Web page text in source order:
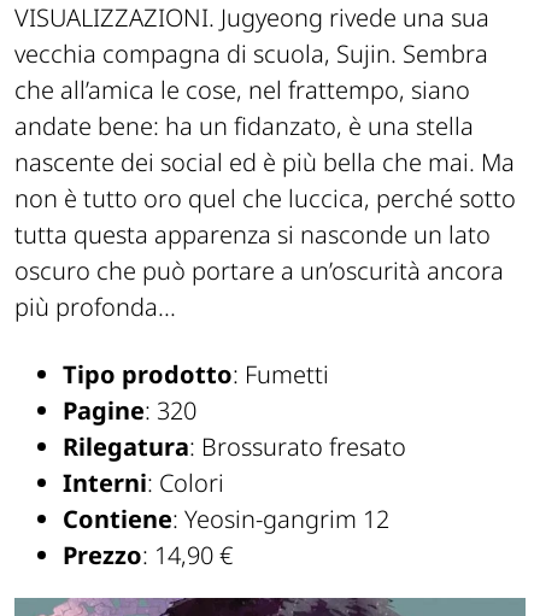
VISUALIZZAZIONI. Jugyeong rivede una sua
vecchia compagna di scuola, Sujin. Sembra
che all’amica le cose, nel frattempo, siano
andate bene: ha un fidanzato, è una stella
nascente dei social ed è più bella che mai. Ma
non è tutto oro quel che luccica, perché sotto
tutta questa apparenza si nasconde un lato
oscuro che può portare a un’oscurità ancora
più profonda...
Tipo prodotto: Fumetti
Pagine: 320
Rilegatura: Brossurato fresato
Interni: Colori
Contiene: Yeosin-gangrim 12
Prezzo: 14,90 €